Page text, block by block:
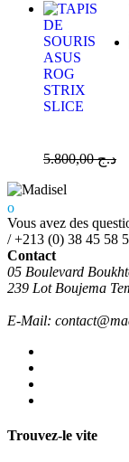
د.ج5.800,00
Vous avez des
/ +213 (0) 38 45 58
Contact
05 Boulevard
239 Lot Boujema
E-Mail:
Trouvez-le vite